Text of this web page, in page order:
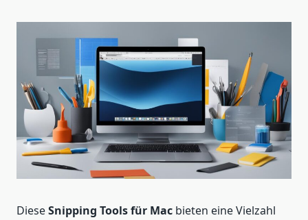
DieseSnipping Tools für Mac bieten eine Vielzahl